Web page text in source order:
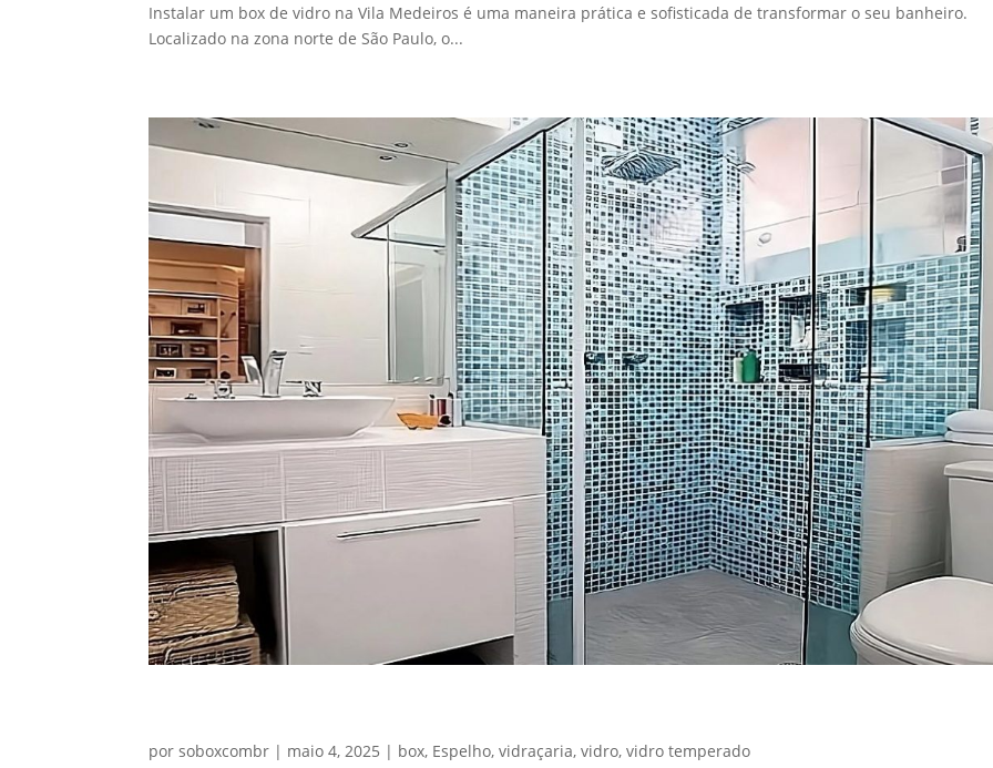
Instalar um box de vidro na Vila Medeiros é uma maneira prática e sofisticada de transformar o seu banheiro.
Localizado na zona norte de São Paulo, o...
porsoboxcombr | maio 4, 2025 | box, Espelho,vidraçaria,vidro,vidro temperado